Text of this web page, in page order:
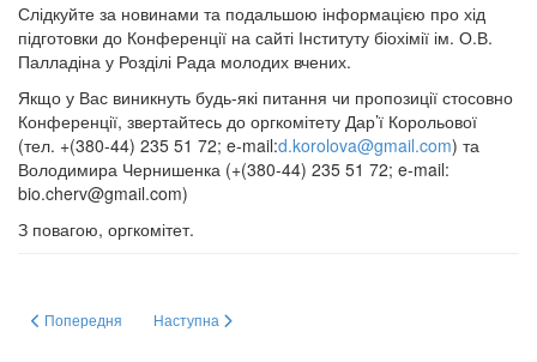
Слідкуйте за новинами та подальшою інформацією про хід
підготовки до Конференції на сайті Інституту біохімії ім. О.В.
Палладіна у Розділі Рада молодих вчених.
Якщо у Вас виникнуть будь-які питання чи пропозиції стосовно
Конференції, звертайтесь до оргкомітету Дар’ї Корольової
(тел. +(380-44) 235 51 72; e-mail:d.korolova@gmail.com) та
Володимира Чернишенка (+(380-44) 235 51 72; e-mail:
bio.cherv@gmail.com)
З повагою, оргкомітет.
Попередня стаття: Наука - це справжня магія (фото)
Попередня Наступна стаття: Збори 14_11_13
Наступна